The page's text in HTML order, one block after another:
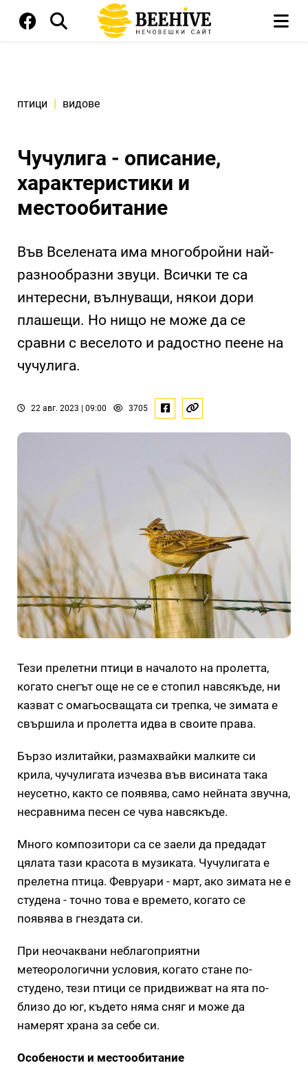
птици | видове
Чучулига - описание,
характеристики и
местообитание
Във Вселената има многобройни най-
разнообразни звуци. Всички те са
интересни, вълнуващи, някои дори
плашещи. Но нищо не може да се
сравни с веселото и радостно пеене на
чучулига.
22 авг. 2023 | 09:00 3705
Тези прелетни птици в началото на пролетта,
когато снегът още не се е стопил навсякъде, ни
казват с омагьосващата си трепка, че зимата е
свършила и пролетта идва в своите права.
Бързо излитайки, размахвайки малките си
крила, чучулигата изчезва във висината така
неусетно, както се появява, само нейната звучна,
несравнима песен се чува навсякъде.
Много композитори са се заели да предадат
цялата тази красота в музиката. Чучулигата е
прелетна птица. Февруари - март, ако зимата не е
студена - точно това е времето, когато се
появява в гнездата си.
При неочаквани неблагоприятни
метеорологични условия, когато стане по-
студено, тези птици се придвижват на ята по-
близо до юг, където няма сняг и може да
намерят храна за себе си.
Особености и местообитание